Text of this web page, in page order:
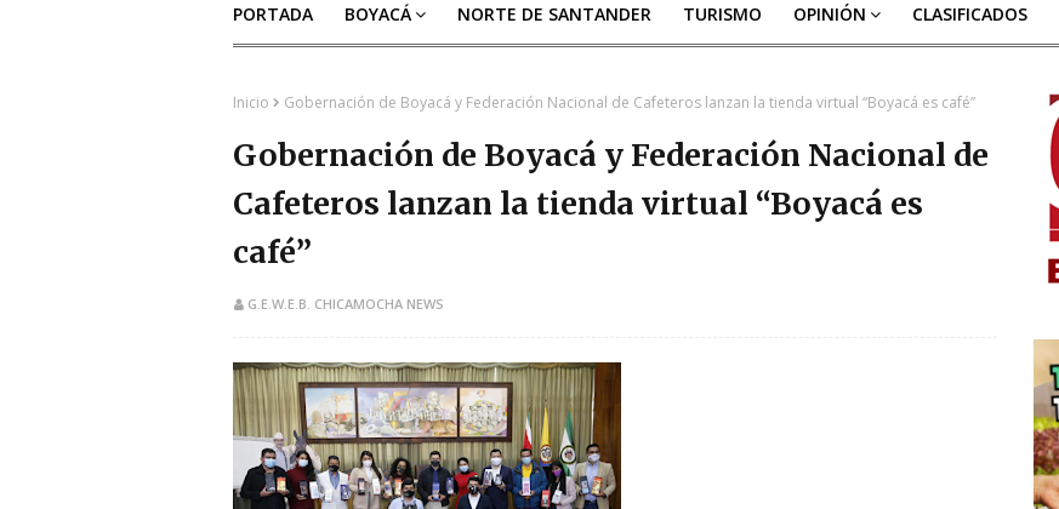
PORTADA BOYACÁ NORTE DE SANTANDER TURISMO OPINIÓN CLASIFICADOS
Inicio Gobernación de Boyacá y Federación Nacional de Cafeteros lanzan la tienda virtual “Boyacá es café”
Gobernación de Boyacá y Federación Nacional de
Cafeteros lanzan la tienda virtual “Boyacá es
café”
G.E.W.E.B. CHICAMOCHA NEWS